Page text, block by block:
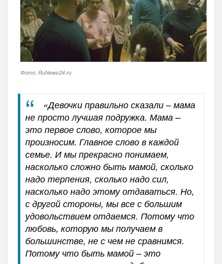
Фото: RuNews24.ru
«Девочки правильно сказали – мама
не просто лучшая подружка. Мама –
это первое слово, которое мы
произносим. Главное слово в каждой
семье. И мы прекрасно понимаем,
насколько сложно быть мамой, сколько
надо терпения, сколько надо сил,
насколько надо этому отдаваться. Но,
с другой стороны, мы все с большим
удовольствием отдаемся. Потому что
любовь, которую мы получаем в
большинстве, не с чем не сравнимся.
Потому что быть мамой – это